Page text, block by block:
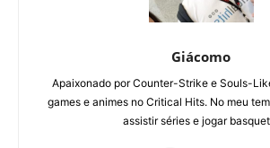
Giácomo
Apaixonado por Counter-Strike e Souls-
games e animes no Critical Hits. No meu
assistir séries e jogar